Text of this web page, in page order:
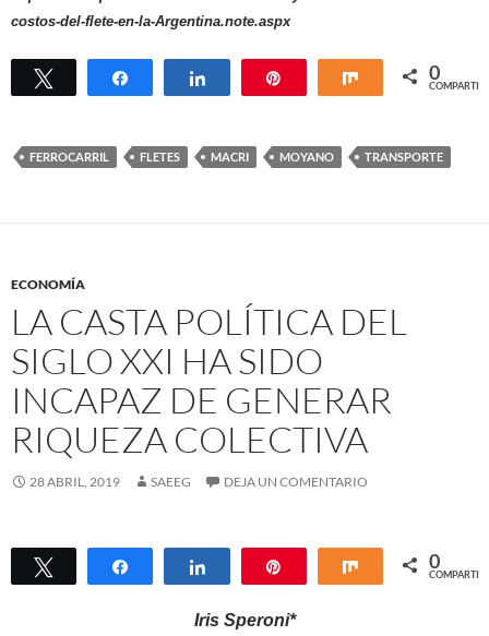
costos-del-flete-en-la-Argentina.note.aspx
Twittear Compartir Compartir Compartir
0
COMPARTIR
FERROCARRIL FLETES MACRI MOYANO TRANSPORTE
ECONOMÍA
LA CASTA POLÍTICA DEL
SIGLO XXI HA SIDO
INCAPAZ DE GENERAR
RIQUEZA COLECTIVA
28 ABRIL, 2019 SAEEG DEJA UN COMENTARIO
Twittear Compartir Compartir Compartir
0
COMPARTIR
Iris Speroni*